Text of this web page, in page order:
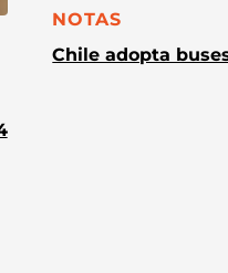
CATEGORÍA:
NOTAS
Chile adopta